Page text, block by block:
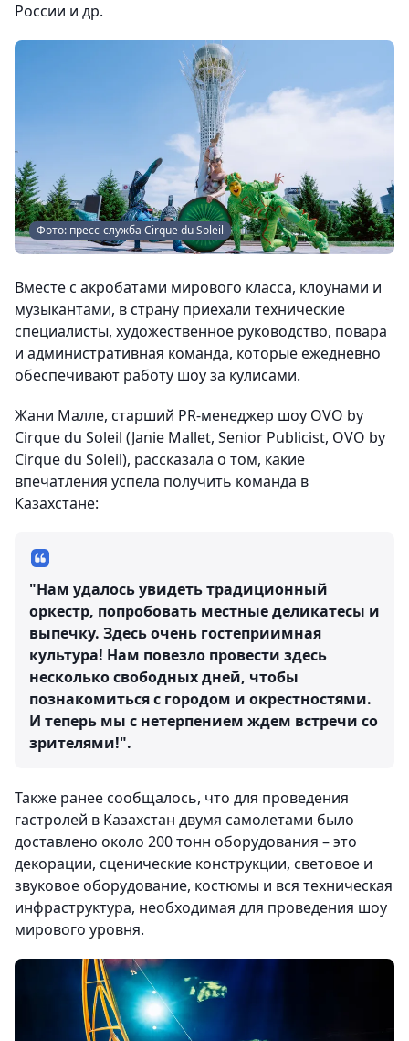
России и др.
Фото: пресс-служба Cirque du Soleil
Вместе с акробатами мирового класса, клоунами и
музыкантами, в страну приехали технические
специалисты, художественное руководство, повара
и административная команда, которые ежедневно
обеспечивают работу шоу за кулисами.
Жани Малле, старший PR-менеджер шоу OVO by
Cirque du Soleil (Janie Mallet, Senior Publicist, OVO by
Cirque du Soleil), рассказала о том, какие
впечатления успела получить команда в
Казахстане:
"Нам удалось увидеть традиционный
оркестр, попробовать местные деликатесы и
выпечку. Здесь очень гостеприимная
культура! Нам повезло провести здесь
несколько свободных дней, чтобы
познакомиться с городом и окрестностями.
И теперь мы с нетерпением ждем встречи со
зрителями!".
Также ранее сообщалось, что для проведения
гастролей в Казахстан двумя самолетами было
доставлено около 200 тонн оборудования – это
декорации, сценические конструкции, световое и
звуковое оборудование, костюмы и вся техническая
инфраструктура, необходимая для проведения шоу
мирового уровня.